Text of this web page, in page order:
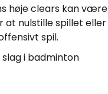
høje clears kan
at nulstille spillet
spil.
slag i badminton